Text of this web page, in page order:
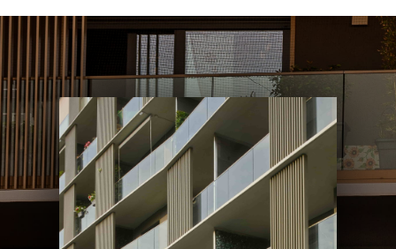
Studio
Design
Architettura